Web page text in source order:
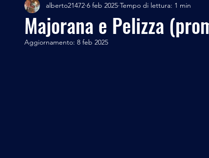
Ambiente Inchieste - Interviste Mare
Archeoastronomia Attualità
Majorana e Pelizza
alberto21472 6 feb 2025 Tempo di lettura: 1 min
Aggiornamento: 8 feb 2025